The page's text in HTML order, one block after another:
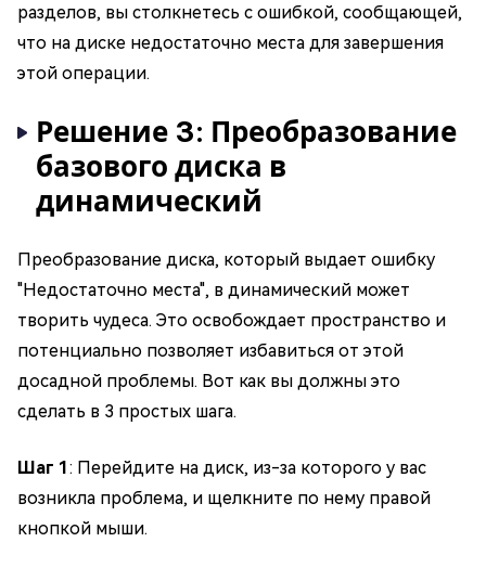
разделов, вы столкнетесь с ошибкой, сообщающей,
что на диске недостаточно места для завершения
этой операции.
Решение 3: Преобразование
базового диска в
динамический
Преобразование диска, который выдает ошибку
"Недостаточно места", в динамический может
творить чудеса. Это освобождает пространство и
потенциально позволяет избавиться от этой
досадной проблемы. Вот как вы должны это
сделать в 3 простых шага.
Шаг 1 : Перейдите на диск, из-за которого у вас
возникла проблема, и щелкните по нему правой
кнопкой мыши.